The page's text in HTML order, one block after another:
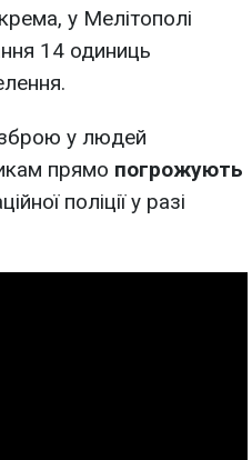
у Мелітополі
14 одиниць
у людей
прямо погрожують
поліції у разі